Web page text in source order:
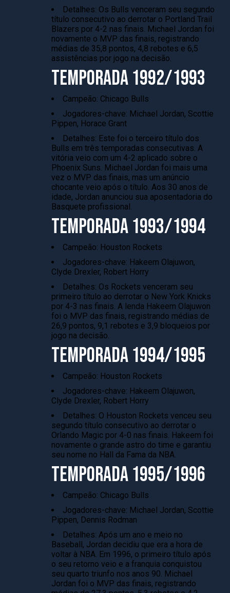
Detalhes: Os Bulls venceram seu segundo
título consecutivo ao derrotar o Portland Trail
Blazers por 4-2 nas finais. Michael Jordan foi
novamente o MVP das finais, registrando
médias de 35,8 pontos, 4,8 rebotes e 6,5
assistências por jogo na decisão.
TEMPORADA 1992/1993
Campeão: Chicago Bulls
Jogadores-chave: Michael Jordan, Scottie
Pippen, Horace Grant
Detalhes: Este foi o terceiro título dos
Bulls em três temporadas consecutivas. A
vitória veio com um 4-2 aplicado sobre o
Phoenix Suns. Michael Jordan foi mais uma
vez o MVP das finais, mas um anúncio
chocante veio após o título. Aos 30 anos de
idade, Jordan anunciou sua aposentadoria do
Basquete profissional.
TEMPORADA 1993/1994
Campeão: Houston Rockets
Jogadores-chave: Hakeem Olajuwon,
Clyde Drexler, Robert Horry
Detalhes: Os Rockets venceram seu
primeiro título ao derrotar o New York Knicks
por 4-3 nas finais. A lenda Hakeem Olajuwon
foi o MVP das finais, registrando médias de
26,9 pontos, 9,1 rebotes e 3,9 bloqueios por
jogo na decisão.
TEMPORADA 1994/1995
Campeão: Houston Rockets
Jogadores-chave: Hakeem Olajuwon,
Clyde Drexler, Robert Horry
Detalhes: O Houston Rockets venceu seu
segundo título consecutivo ao derrotar o
Orlando Magic por 4-0 nas finais. Hakeem foi
novamente o grande astro do time e garantiu
seu nome no Hall da Fama da NBA.
TEMPORADA 1995/1996
Campeão: Chicago Bulls
Jogadores-chave: Michael Jordan, Scottie
Pippen, Dennis Rodman
Detalhes: Após um ano e meio no
Baseball, Jordan decidiu que era a hora de
voltar à NBA. Em 1996, o primeiro título após
o seu retorno veio e a franquia conquistou
seu quarto triunfo nos anos 90. Michael
Jordan foi o MVP das finais, registrando